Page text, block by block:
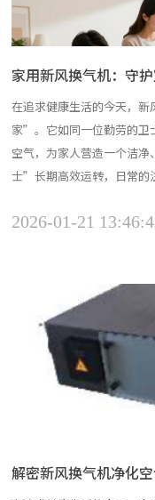
家用新风换气机：守
在追求健康生活的今天，
家”。它如同一位勤劳的卫
空气，为家人营造一个洁
士”长期高效运转，日常的
耗，还会对内部部件造成不
2026-01-21
解密新风换气机净化